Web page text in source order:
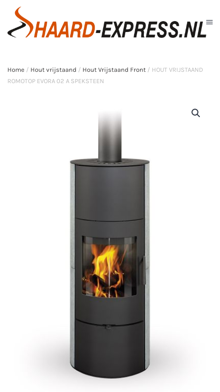
Skip to main content
Home / Hout vrijstaand / Hout Vrijstaand Front / HOUT VRIJSTAAND
ROMOTOP EVORA 02 A SPEKSTEEN